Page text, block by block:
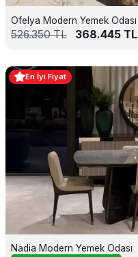
Ofelya Modern Yemek Odası
526.350TL 368.445 TL
En İyi Fiyat
Nadia Modern Yemek Odası